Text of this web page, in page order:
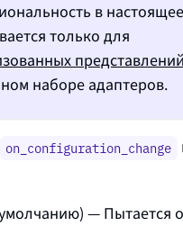
в
только для
представлений
наборе адаптеров.
on_configuration_change
— Пытается